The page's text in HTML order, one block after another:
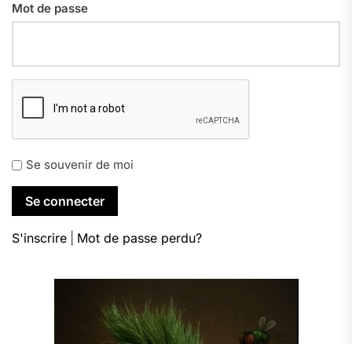
Mot de passe
Se souvenir de moi
S'inscrire Mot de passe perdu?